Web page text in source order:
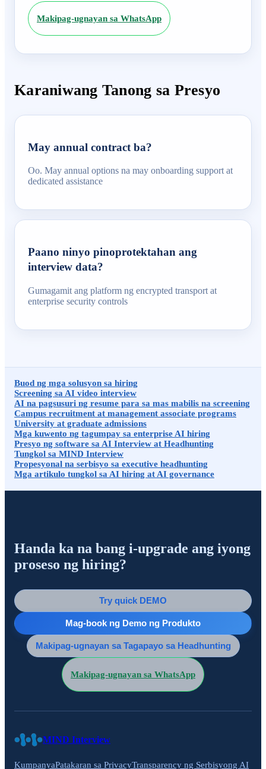
Makipag-ugnayan sa WhatsApp
Karaniwang Tanong sa Presyo
May annual contract ba?
Oo. May annual options na may onboarding support at
dedicated assistance
Paano ninyo pinoprotektahan ang
interview data?
Gumagamit ang platform ng encrypted transport at
enterprise security controls
Buod ng mga solusyon sa hiring
Screening sa AI video interview
AI na pagsusuri ng resume para sa mas mabilis na screening
Campus recruitment at management associate programs
University at graduate admissions
Mga kuwento ng tagumpay sa enterprise AI hiring
Presyo ng software sa AI Interview at Headhunting
Tungkol sa MIND Interview
Propesyonal na serbisyo sa executive headhunting
Mga artikulo tungkol sa AI hiring at AI governance
Handa ka na bang i-upgrade ang iyong
proseso ng hiring?
Try quick DEMO
Mag-book ng Demo ng Produkto
Makipag-ugnayan sa Tagapayo sa Headhunting
Makipag-ugnayan sa WhatsApp
MIND Interview
KumpanyaPatakaran sa PrivacyTransparency ng Serbisyong AI